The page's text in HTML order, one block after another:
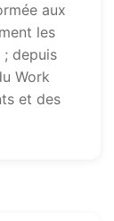
aux
les
depuis
Work
et des